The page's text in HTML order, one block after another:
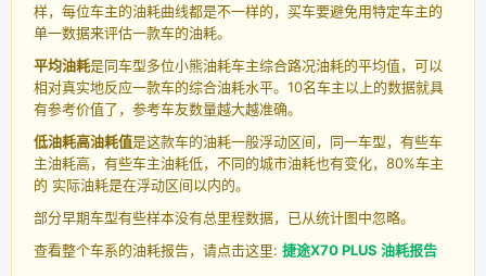
样，每位车主的油耗曲线都是不一样的，买车要避免用特定车主的
单一数据来评估一款车的油耗。
平均油耗是同车型多位小熊油耗车主综合路况油耗的平均值，可以
相对真实地反应一款车的综合油耗水平。10名车主以上的数据就具
有参考价值了，参考车友数量越大越准确。
低油耗高油耗值是这款车的油耗一般浮动区间，同一车型，有些车
主油耗高，有些车主油耗低，不同的城市油耗也有变化，80%车主
的 实际油耗是在浮动区间以内的。
部分早期车型有些样本没有总里程数据，已从统计图中忽略。
查看整个车系的油耗报告，请点击这里: 捷途X70 PLUS 油耗报告